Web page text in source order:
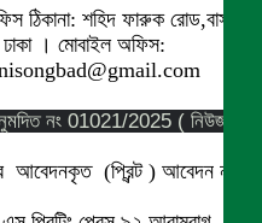
ঠিকানা: শহিদ ফারুক রোড,বাসা
। মোবাইল অফিস:
নং 01021/2025 ( নিউজ
আবেদনকৃত (প্রিন্ট ) আবেদন নং